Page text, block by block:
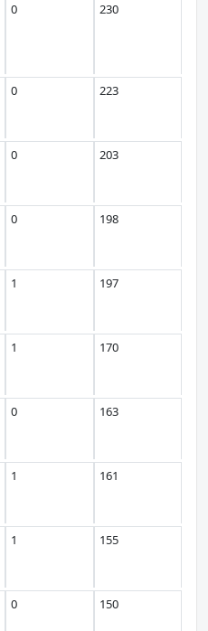
0 230
0 223
0 203
0 198
1 197
1 170
0 163
1 161
1 155
0 150